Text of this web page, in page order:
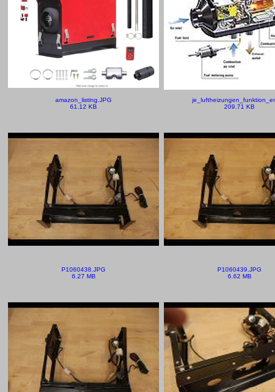
amazon_listing.JPG
61.12 KB
209.71 KB
P1060438.JPG
6.27 MB
P1060439.JPG
6.62 MB